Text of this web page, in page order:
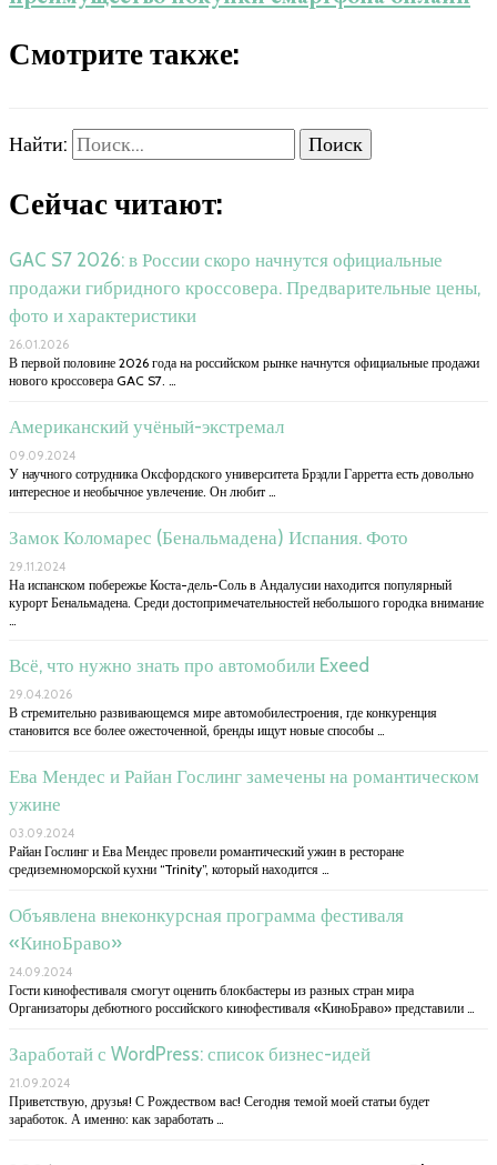
Смотрите также:
Найти:
Сейчас читают:
GAC S7 2026: в России скоро начнутся официальные
продажи гибридного кроссовера. Предварительные цены,
фото и характеристики
26.01.2026
В первой половине 2026 года на российском рынке начнутся официальные продажи
нового кроссовера GAC S7. …
Американский учёный-экстремал
09.09.2024
У научного сотрудника Оксфордского университета Брэдли Гарретта есть довольно
интересное и необычное увлечение. Он любит …
Замок Коломарес (Бенальмадена) Испания. Фото
29.11.2024
На испанском побережье Коста-дель-Соль в Андалусии находится популярный
курорт Бенальмадена. Среди достопримечательностей небольшого городка внимание
Всё, что нужно знать про автомобили Exeed
29.04.2026
В стремительно развивающемся мире автомобилестроения, где конкуренция
становится все более ожесточенной, бренды ищут новые способы …
Ева Мендес и Райан Гослинг замечены на романтическом
ужине
03.09.2024
Райан Гослинг и Ева Мендес провели романтический ужин в ресторане
средиземноморской кухни “Trinity”, который находится …
Объявлена внеконкурсная программа фестиваля
«КиноБраво»
24.09.2024
Гости кинофестиваля смогут оценить блокбастеры из разных стран мира
Организаторы дебютного российского кинофестиваля «КиноБраво» представили …
Заработай с WordPress: список бизнес-идей
21.09.2024
Приветствую, друзья! С Рождеством вас! Сегодня темой моей статьи будет
заработок. А именно: как заработать …